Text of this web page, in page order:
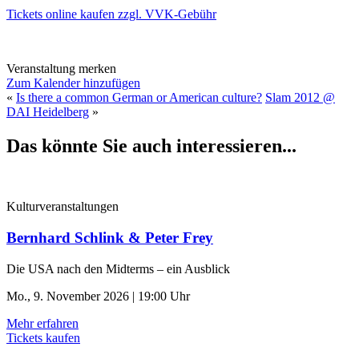
Tickets online kaufen zzgl. VVK-Gebühr
Veranstaltung merken
Zum Kalender hinzufügen
« Is there a common German or American culture? Slam 2012 @
DAI Heidelberg »
Das könnte Sie auch interessieren...
Kulturveranstaltungen
Bernhard Schlink & Peter Frey
Die USA nach den Midterms – ein Ausblick
Mo., 9. November 2026 | 19:00 Uhr
Mehr erfahren
Tickets kaufen